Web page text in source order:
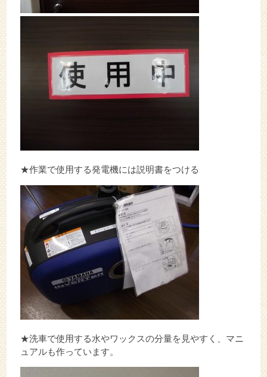
★作業で使用する発電機には説明書をつける
★洗車で使用する水やワックスの分量を見やすく、マニ
ュアルも作っています。